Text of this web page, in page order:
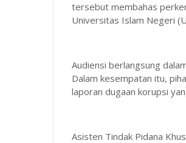
tersebut membahas
Universitas Islam Negeri
Audiensi berlangsung
Dalam kesempatan itu,
laporan dugaan korupsi
Asisten Tindak Pidana